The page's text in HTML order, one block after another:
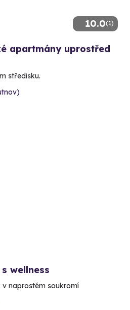
10.0(1)
apartmány uprostřed
středisku.
wellness
v naprostém soukromí